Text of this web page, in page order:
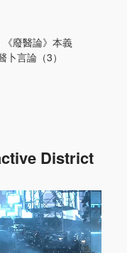
《廢醫論》本義
卜言論（3）
District